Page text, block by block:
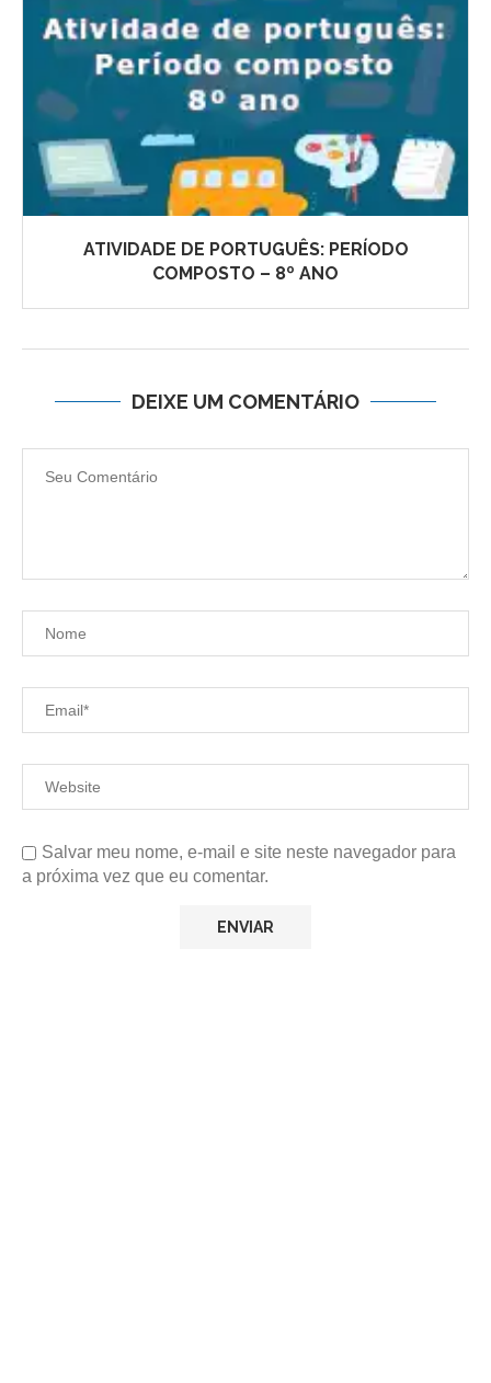
ATIVIDADE DE PORTUGUÊS: PERÍODO
COMPOSTO – 8º ANO
DEIXE UM COMENTÁRIO
Salvar meu nome, e-mail e site neste navegador para
a próxima vez que eu comentar.